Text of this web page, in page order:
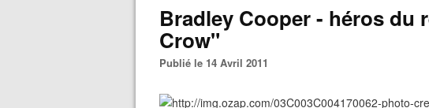
Bradley Cooper - héros du
Crow"
Publié le 14 Avril 2011